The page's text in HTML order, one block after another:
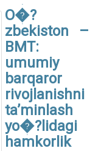
O�?
zbekiston –
BMT:
umumiy
barqaror
rivojlanishni
ta’minlash
yo�?lidagi
hamkorlik